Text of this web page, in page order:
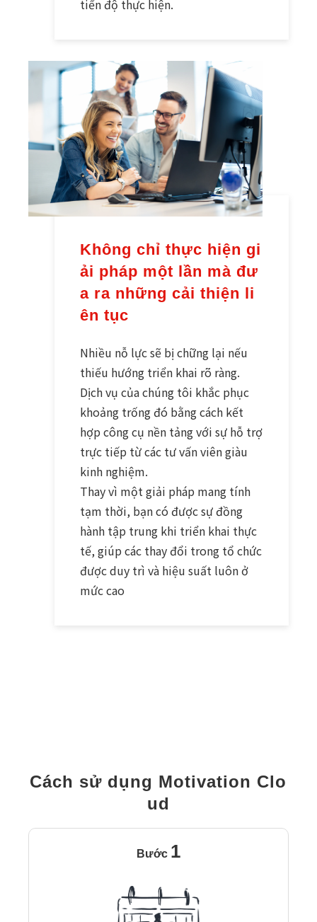
tiến độ thực hiện.
Không chỉ thực hiện gi
ải pháp một lần mà đư
a ra những cải thiện li
ên tục
Nhiều nỗ lực sẽ bị chững lại nếu
thiếu hướng triển khai rõ ràng.
Dịch vụ của chúng tôi khắc phục
khoảng trống đó bằng cách kết
hợp công cụ nền tảng với sự hỗ trợ
trực tiếp từ các tư vấn viên giàu
kinh nghiệm.
Thay vì một giải pháp mang tính
tạm thời, bạn có được sự đồng
hành tập trung khi triển khai thực
tế, giúp các thay đổi trong tổ chức
được duy trì và hiệu suất luôn ở
mức cao
Cách sử dụng Motivation Clo
ud
Bước 1